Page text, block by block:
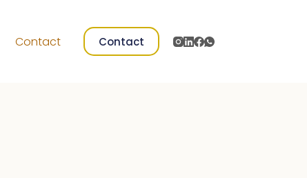
Contact Contact